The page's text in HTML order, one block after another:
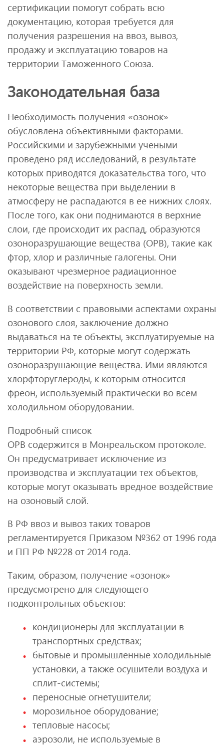
сертификации помогут собрать всю
документацию, которая требуется для
получения разрешения на ввоз, вывоз,
продажу и эксплуатацию товаров на
территории Таможенного Союза.
Законодательная база
Необходимость получения «озонок»
обусловлена объективными факторами.
Российскими и зарубежными учеными
проведено ряд исследований, в результате
которых приводятся доказательства того, что
некоторые вещества при выделении в
атмосферу не распадаются в ее нижних слоях.
После того, как они поднимаются в верхние
слои, где происходит их распад, образуются
озоноразрушающие вещества (ОРВ), такие как
фтор, хлор и различные галогены. Они
оказывают чрезмерное радиационное
воздействие на поверхность земли.
В соответствии с правовыми аспектами охраны
озонового слоя, заключение должно
выдаваться на те объекты, эксплуатируемые на
территории РФ, которые могут содержать
озоноразрушающие вещества. Ими являются
хлорфторуглероды, к которым относится
фреон, используемый практически во всем
холодильном оборудовании.
Подробный список
ОРВ содержится в Монреальском протоколе.
Он предусматривает исключение из
производства и эксплуатации тех объектов,
которые могут оказывать вредное воздействие
на озоновый слой.
В РФ ввоз и вывоз таких товаров
регламентируется Приказом №362 от 1996 года
и ПП РФ №228 от 2014 года.
Таким, образом, получение «озонок»
предусмотрено для следующего
подконтрольных объектов:
кондиционеры для эксплуатации в
транспортных средствах;
бытовые и промышленные холодильные
установки, а также осушители воздуха и
сплит-системы;
переносные огнетушители;
морозильное оборудование;
тепловые насосы;
аэрозоли, не используемые в